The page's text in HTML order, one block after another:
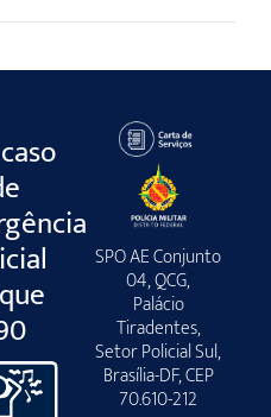
SPO AE Conjunto
04, QCG,
Palácio
Tiradentes,
Setor Policial Sul,
Brasília-DF, CEP
70.610-212